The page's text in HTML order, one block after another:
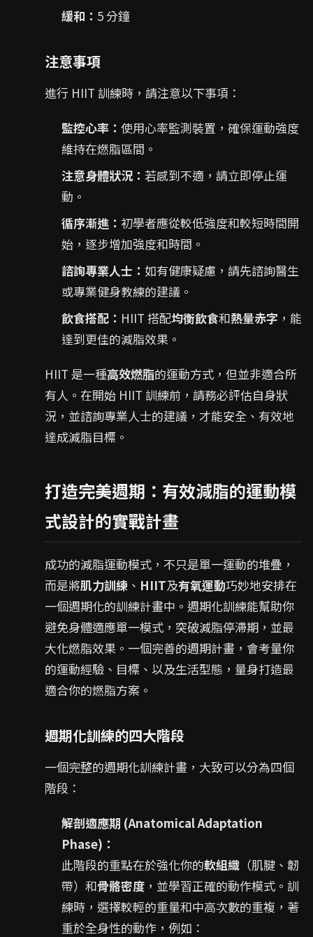
緩和： 5 分鐘
注意事項
進行 HIIT 訓練時，請注意以下事項：
監控心率： 使用心率監測裝置，確保運動強度
維持在燃脂區間。
注意身體狀況： 若感到不適，請立即停止運
動。
循序漸進： 初學者應從較低強度和較短時間開
始，逐步增加強度和時間。
諮詢專業人士： 如有健康疑慮，請先諮詢醫生
或專業健身教練的建議。
飲食搭配： HIIT 搭配均衡飲食和熱量赤字 ，能
達到更佳的減脂效果。
HIIT 是一種高效燃脂的運動方式，但並非適合所
有人。在開始 HIIT 訓練前，請務必評估自身狀
況，並諮詢專業人士的建議，才能安全、有效地
達成減脂目標。
打造完美週期：有效減脂的運動模
式設計的實戰計畫
成功的減脂運動模式，不只是單一運動的堆疊，
而是將肌力訓練 、 HIIT及有氧運動巧妙地安排在
一個週期化的訓練計畫中。週期化訓練能幫助你
避免身體適應單一模式，突破減脂停滯期，並最
大化燃脂效果。一個完善的週期計畫，會考量你
的運動經驗、目標、以及生活型態，量身打造最
適合你的燃脂方案。
週期化訓練的四大階段
一個完整的週期化訓練計畫，大致可以分為四個
階段：
解剖適應期 (Anatomical Adaptation
Phase)：
此階段的重點在於強化你的軟組織 （肌腱、韌
帶）和骨骼密度 ，並學習正確的動作模式。訓
練時，選擇較輕的重量和中高次數的重複，著
重於全身性的動作，例如：